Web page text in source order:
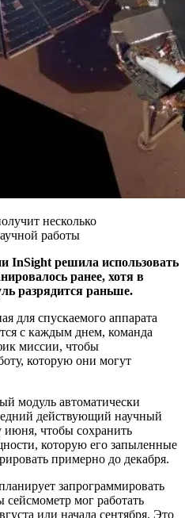
InSight решила использовать
ранее, хотя в
разрядится раньше.
для спускаемого аппарата
с каждым днем, команда
миссии, чтобы
которую они могут
модуль автоматически
действующий научный
чтобы сохранить
которую его запыленные
примерно до декабря.
запрограммировать
мог работать
или начала сентября. Это